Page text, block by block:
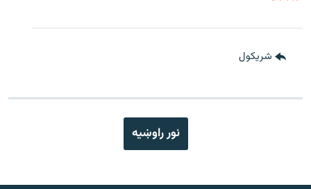
شريکول
نور راوښيه